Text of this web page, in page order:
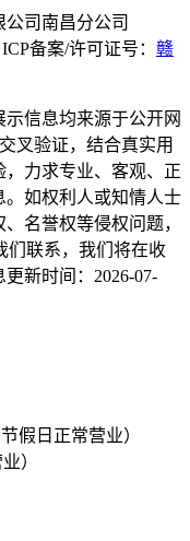
司南昌分公司
备案/许可证号： 赣
信息均来源于公开网
叉验证，结合真实用
力求专业、客观、正
如权利人或知情人士
名誉权等侵权问题，
们联系，我们将在收
新时间：2026-07-
假日正常营业）
）